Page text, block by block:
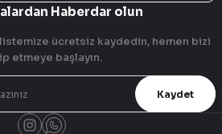
Haberdar olun
ücretsiz kaydedin, hemen bizi
etmeye başlayın.
Kaydet